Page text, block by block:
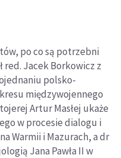
po co są potrzebni
red. Jacek Borkowicz z
polsko-
międzywojennego
Artur Masłej ukaże
w procesie dialogu i
Warmii i Mazurach, a dr
Jana Pawła II w